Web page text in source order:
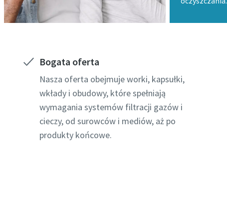
Bogata oferta
Nasza oferta obejmuje worki, kapsułki,
wkłady i obudowy, które spełniają
wymagania systemów filtracji gazów i
cieczy, od surowców i mediów, aż po
produkty końcowe.